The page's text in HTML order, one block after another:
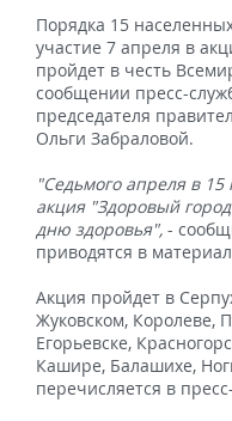
Порядка 15
участие 7 апреля в
пройдет в честь
сообщении пресс-
председателя
Ольги Забраловой.
"Седьмого апреля в
акция "Здоровый
дню здоровья", -
приводятся в
Акция пройдет в
Жуковском, Королеве,
Егорьевске,
Кашире, Балашихе,
перечисляется в